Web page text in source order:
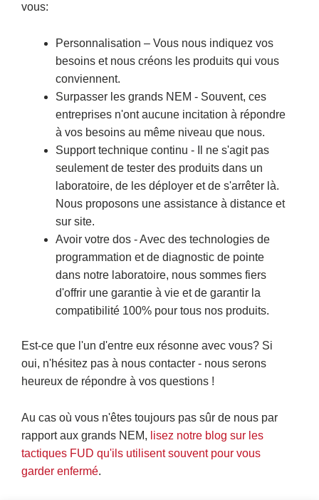
vous:
Personnalisation – Vous nous indiquez vos
besoins et nous créons les produits qui vous
conviennent.
Surpasser les grands NEM - Souvent, ces
entreprises n'ont aucune incitation à répondre
à vos besoins au même niveau que nous.
Support technique continu - Il ne s'agit pas
seulement de tester des produits dans un
laboratoire, de les déployer et de s'arrêter là.
Nous proposons une assistance à distance et
sur site.
Avoir votre dos - Avec des technologies de
programmation et de diagnostic de pointe
dans notre laboratoire, nous sommes fiers
d'offrir une garantie à vie et de garantir la
compatibilité 100% pour tous nos produits.
Est-ce que l'un d'entre eux résonne avec vous? Si
oui, n'hésitez pas à nous contacter - nous serons
heureux de répondre à vos questions !
Au cas où vous n'êtes toujours pas sûr de nous par
rapport aux grands NEM, lisez notre blog sur les
tactiques FUD qu'ils utilisent souvent pour vous
garder enfermé.